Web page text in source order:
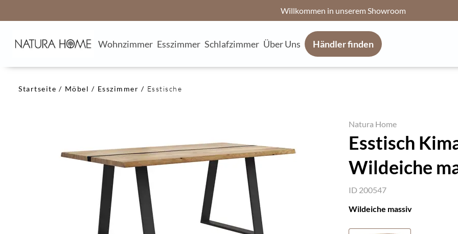
Willkommen in unserem Showroom
Wohnzimmer Esszimmer Schlafzimmer Über Uns Händler finden
Startseite Möbel Esszimmer Esstische
Natura Home
Esstisch
Wildeiche
ID 200547
Wildeiche massiv